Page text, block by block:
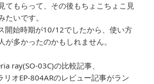
てもらって、その後もちょこちょこ見
たいです。
開始時期が10/12でしたから、使い方
が多かったのかもしれません。
ray(SO-03C)の比較記事、
リオEP-804ARのレビュー記事がラン